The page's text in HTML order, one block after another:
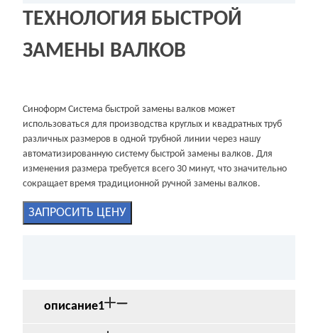
ТЕХНОЛОГИЯ БЫСТРОЙ
ЗАМЕНЫ ВАЛКОВ
Синоформ Система быстрой замены валков может
использоваться для производства круглых и квадратных труб
различных размеров в одной трубной линии через нашу
автоматизированную систему быстрой замены валков. Для
изменения размера требуется всего 30 минут, что значительно
сокращает время традиционной ручной замены валков.
ЗАПРОСИТЬ ЦЕНУ
описание1